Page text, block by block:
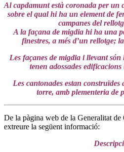
Al capdamunt està coronada per un
sobre el qual hi ha un element de
campanes del
A la façana de migdia hi ha una
finestres, a més d’un rellotge;
Les façanes de migdia i llevant
tenen adossades edificacions
Les cantonades estan
torre, amb plementeria de
De la pàgina web de la Generalitat de
extreure la següent informació: